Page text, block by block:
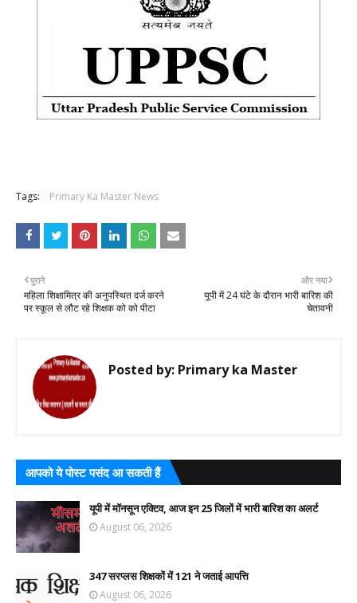
Tags: Primary Ka Master News
और नया
यूपी में 24 घंटे के दौरान भारी बारिश की
चेतावनी
पुराने
महिला शिक्षामित्र की अनुपस्थित दर्ज करने
पर स्कूल से लौट रहे शिक्षक को को पीटा
Posted by: Primary ka Master
आपको ये पोस्ट पसंद आ सकती हैं
यूपी में मॉनसून एक्टिव, आज इन 25 जिलों में भारी बारिश का अलर्ट
August 06, 2026
347 सरप्लस शिक्षकों में 121 ने जताई आपत्ति
August 06, 2026